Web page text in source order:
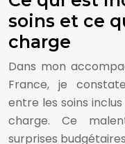
soins et ce
charge
Dans mon
France, je
entre les soins
charge. Ce
surprises